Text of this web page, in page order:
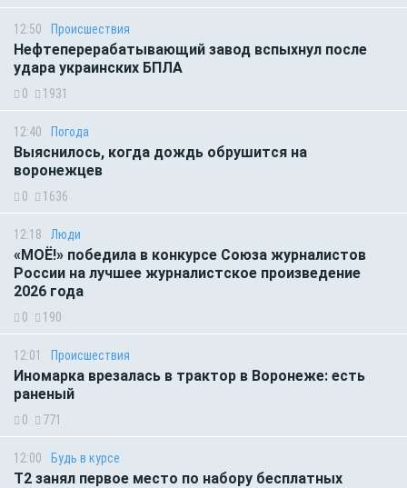
12:50 Происшествия
Нефтеперерабатывающий завод вспыхнул после
удара украинских БПЛА
0 1931
12:40 Погода
Выяснилось, когда дождь обрушится на
воронежцев
0 1636
12:18 Люди
«МОЁ!» победила в конкурсе Союза журналистов
России на лучшее журналистское произведение
2026 года
0 190
12:01 Происшествия
Иномарка врезалась в трактор в Воронеже: есть
раненый
0 771
12:00 Будь в курсе
Т2 занял первое место по набору бесплатных